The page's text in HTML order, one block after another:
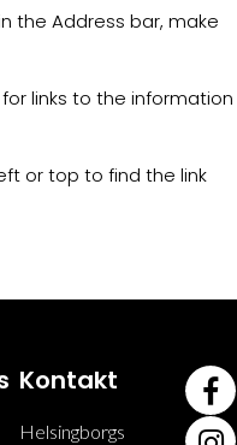
the Address bar, make
links to the information
or top to find the link
Kontakt
Helsingborgs